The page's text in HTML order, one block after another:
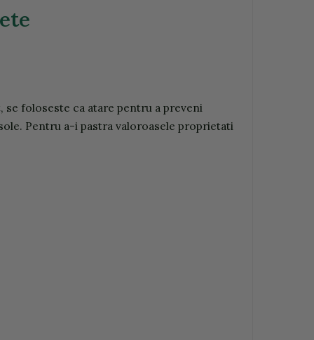
se foloseste ca atare pentru a preveni
Pentru a-i pastra valoroasele proprietati